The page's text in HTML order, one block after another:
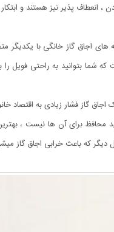
، انعطاف پذیر نیز هستند و
اجاق گاز خانگی با
که شما بتوانید به راحتی
اجاق گاز فشار زیادی به
که باعث خرابی اجاق گاز